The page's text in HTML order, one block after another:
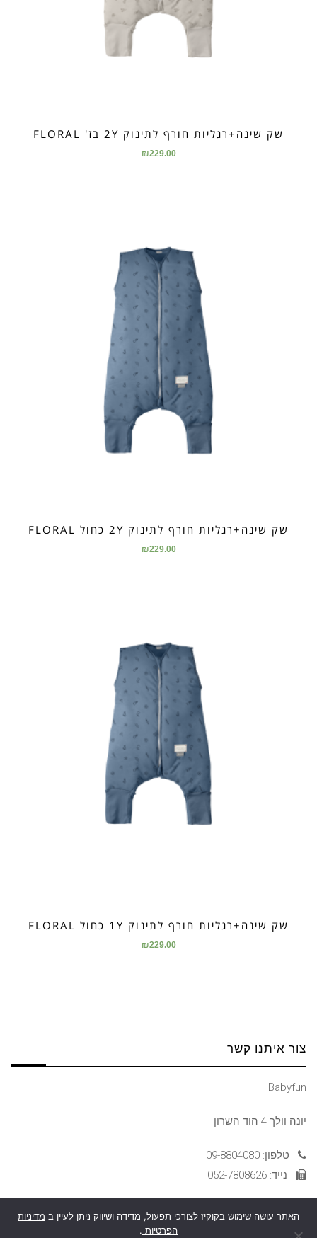
שק שינה+רגליות חורף לתינוק 2Y בז' FLORAL
₪229.00
שק שינה+רגליות חורף לתינוק 2Y כחול FLORAL
₪229.00
שק שינה+רגליות חורף לתינוק 1Y כחול FLORAL
₪229.00
צור איתנו קשר
Babyfun
יונה וולך 4 הוד השרון
טלפון: 09-8804080
נייד: 052-7808626
הצהרת נגישות
האתר עושה שימוש בקוקיז לצורכי תפעול, מדידה ושיווק ניתן לעיין ב מדיניות
הפרטיות .